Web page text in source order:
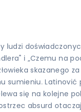
i „Czemu na
skazanego
sumieniu.
się na
absurd